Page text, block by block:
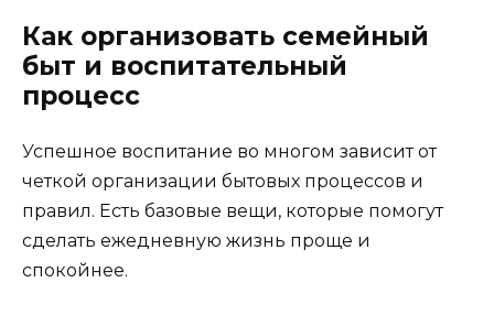
Как организовать семейный
быт и воспитательный
процесс
Успешное воспитание во многом зависит от
четкой организации бытовых процессов и
правил. Есть базовые вещи, которые помогут
сделать ежедневную жизнь проще и
спокойнее.